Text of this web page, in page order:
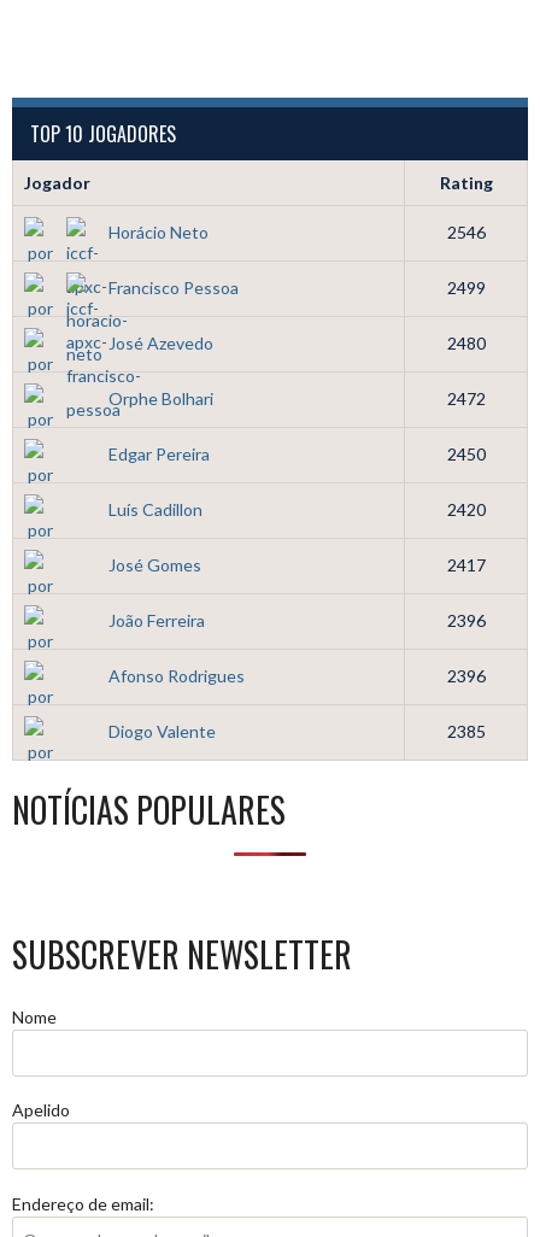
TOP 10 JOGADORES
Jogador Rating
Horácio Neto 2546
Francisco Pessoa 2499
José Azevedo 2480
Orphe Bolhari 2472
Edgar Pereira 2450
Luís Cadillon 2420
José Gomes 2417
João Ferreira 2396
Afonso Rodrigues 2396
Diogo Valente 2385
NOTÍCIAS POPULARES
SUBSCREVER NEWSLETTER
Nome
Apelido
Endereço de email: